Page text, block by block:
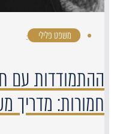
משפט פלילי ·
ההתמודדות עם
חמורות: מדריך